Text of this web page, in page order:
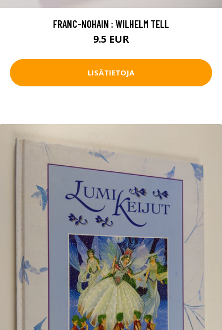
FRANC-NOHAIN : WILHELM TELL
9.5 EUR
LISÄTIETOJA